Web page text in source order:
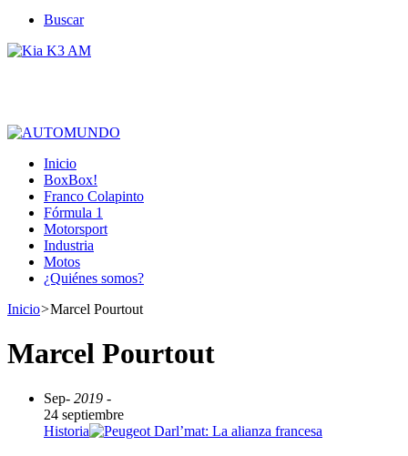
Buscar
Inicio
BoxBox!
Franco Colapinto
Fórmula 1
Motorsport
Industria
Motos
¿Quiénes somos?
Inicio>Marcel Pourtout
Marcel Pourtout
Sep- 2019 -
24 septiembre
Historia